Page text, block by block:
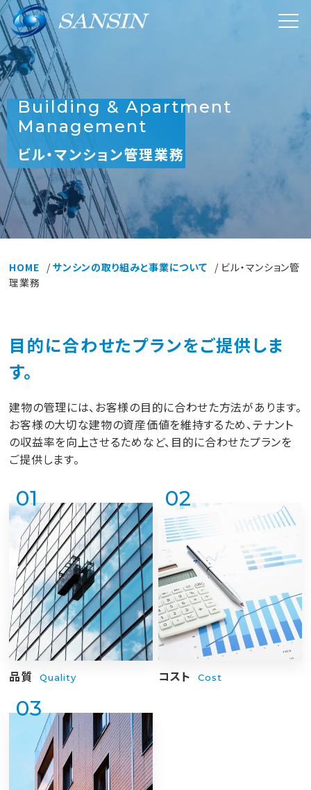
Building & Apartment
Management
ビル・マンション管理業務
HOME サンシンの取り組みと事業について
ビル・マンション管
理業務
目的に合わせたプランをご提供しま
す。
建物の管理には、お客様の目的に合わせた方法があります。
お客様の大切な建物の資産価値を維持するため、テナント
の収益率を向上させるためなど、目的に合わせたプランを
ご提供します。
01
品質 Quality
02
コスト Cost
03